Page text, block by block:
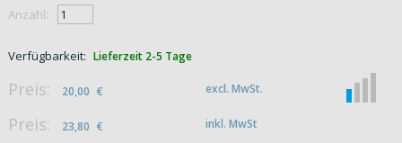
Anzahl:
Verfügbarkeit: Lieferzeit 2-5 Tage
Preis: 20,00 € excl. MwSt.
Preis: 23,80 € inkl. MwSt